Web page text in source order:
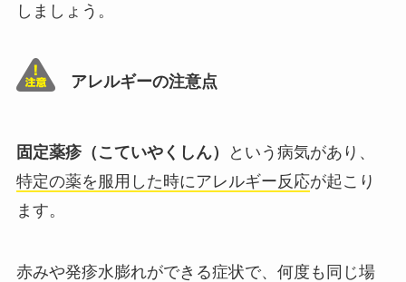
しましょう。
アレルギーの注意点
固定薬疹（こていやくしん）
という病気があり、
特定の薬を服用した時にアレルギー反応が起こり
ます。
赤みや発疹水膨れができる症状で、何度も同じ場